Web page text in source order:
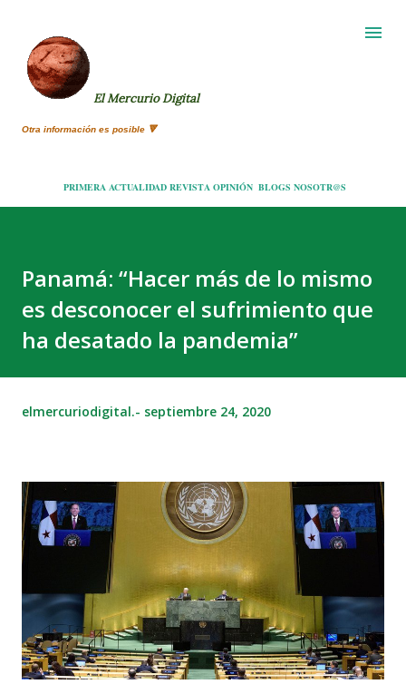
El Mercurio Digital
Otra información es posible 🔻
PRIMERA ACTUALIDAD REVISTA OPINIÓN BLOGS NOSOTR@S
Panamá: “Hacer más de lo mismo
es desconocer el sufrimiento que
ha desatado la pandemia”
elmercuriodigital.- septiembre 24, 2020